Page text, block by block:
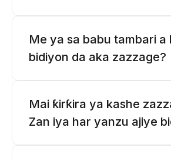
Me ya sa babu tambari a
bidiyon da aka zazzage?
Mai ƙirƙira ya kashe
Zan iya har yanzu ajiye